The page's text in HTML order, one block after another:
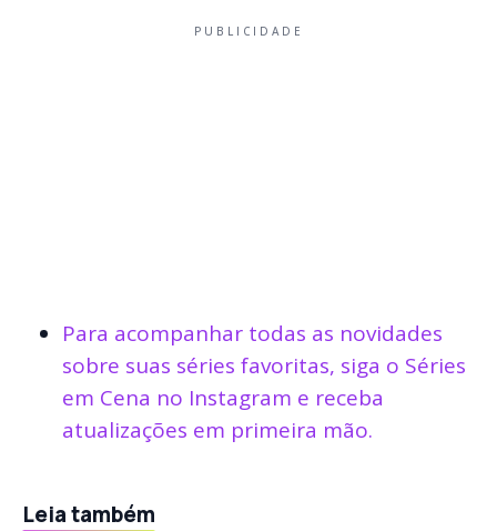
PUBLICIDADE
Para acompanhar todas as novidades
sobre suas séries favoritas, siga o Séries
em Cena no Instagram e receba
atualizações em primeira mão.
Leia também